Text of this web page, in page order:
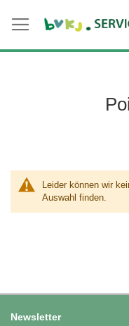
Leider können wir
Auswahl finden.
Newsletter